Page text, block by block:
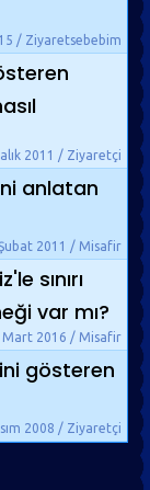
/ Ziyaretsebebim
2011 / Ziyaretçi
anlatan
2011 / Misafir
sınırı
var mı?
Mart 2016 / Misafir
gösteren
2008 / Ziyaretçi